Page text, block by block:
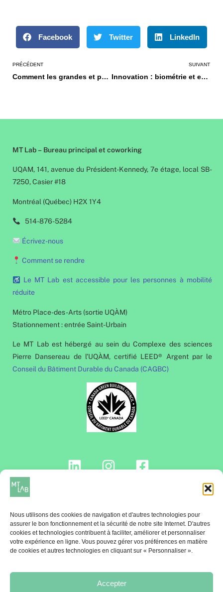
Nous utilisons des cookies de navigation et d'autres technologies pour
assurer le bon fonctionnement et la sécurité de notre site Internet. D'autres
cookies et technologies contribuent à faciliter, améliorer et personnaliser
votre expérience en ligne. Vous pouvez gérer vos préférences en matière
de cookies et autres technologies en cliquant sur « Personnaliser ».
Accepter
Facebook Twitter LinkedIn
PRÉCÉDENT
Comment les grandes et petites entreprises en tourisme peuvent-elles innover ensemble?
SUIVANT
Innovation : biométrie et expérience olfactive
MT Lab – Bureau principal et coworking
UQAM, 141, avenue du Président-Kennedy, 7e étage, local SB-
7250, Casier #18
Montréal (Québec) H2X 1Y4
514-876-5284
Écrivez-nous
Comment se rendre
Le MT Lab est accessible pour les personnes à mobilité
réduite
Métro Place-des-Arts (sortie UQÀM)
Stationnement : entrée Saint-Urbain
Le MT Lab est hébergé au sein du Complexe des sciences
Pierre Dansereau de l’UQÀM, certifié LEED® Argent par le
Conseil du Bâtiment Durable du Canada (CAGBC)
INFOLETTRE